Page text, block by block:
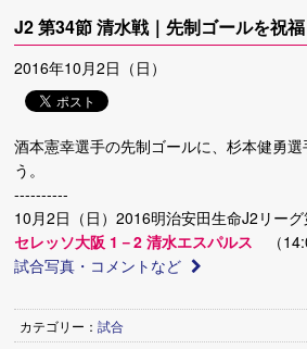
J2 第34節 清水戦｜先制ゴールを祝福
2016年10月2日（日）
酒本憲幸選手の先制ゴールに、杉本健勇
う。
----------
10月2日（日）2016明治安田生命J2リー
セレッソ大阪 1－2 清水エスパルス （
試合写真・コメントなど
カテゴリー：試合